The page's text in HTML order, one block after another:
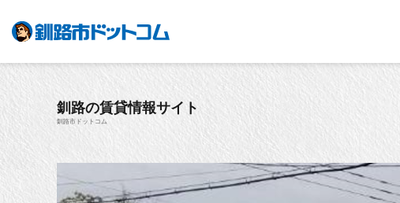
釧路の賃貸情報サイト
釧路市ドットコム